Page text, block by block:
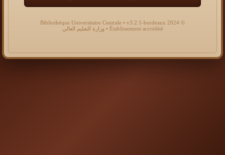
© 2024 Bibliothèque Universitaire Centrale • v3.2.1-bordeaux
Établissement accrédité • وزارة التعليم العالي